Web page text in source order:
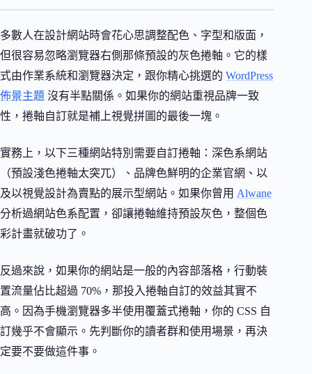
多數人在設計網站時會花心思調整配色、字型和版面，
但很容易忽略瀏覽器右側那條預設的灰色捲軸。它的樣
式由作業系統和瀏覽器決定，跟你精心挑選的 WordPress
佈景主題 沒有半點關係。如果你的網站重視品牌一致
性，捲軸自訂就是補上視覺拼圖的最後一塊。
實務上，以下三種網站特別需要自訂捲軸：深色系網站
（預設淺色捲軸太突兀）、品牌色鮮明的企業官網、以
及以視覺設計為賣點的展示型網站。如果你曾用 Alwane
分析過網站色系配置，卻讓捲軸維持預設灰色，整個色
彩計畫就破功了。
反過來說，如果你的網站是一般的內容部落格，行動裝
置流量佔比超過 70%，那投入捲軸自訂的效益其實不
高。因為手機瀏覽器多半使用覆蓋式捲軸，你的 CSS 自
訂幾乎不會顯示。先判斷你的讀者群和使用場景，再決
定要不要做這件事。